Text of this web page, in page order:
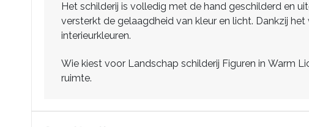
Het schilderij is volledig met de hand geschilderd en
versterkt de gelaagdheid van kleur en licht. Dankzij
interieurkleuren.
Wie kiest voor Landschap schilderij Figuren in Warm
ruimte.